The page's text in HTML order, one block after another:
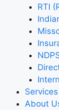
RTI
Services
About